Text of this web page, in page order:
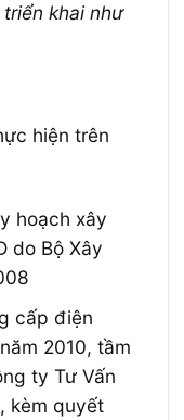
khai như
hiện trên
hoạch xây
do Bộ Xây
cấp điện
2010, tầm
ty Tư Vấn
kèm quyết